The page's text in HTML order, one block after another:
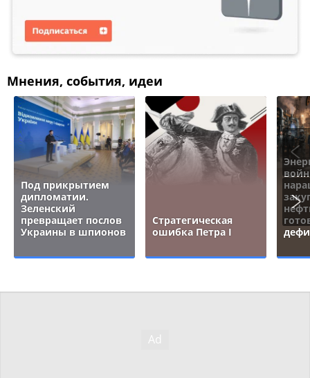
Мнения, события, идеи
Под прикрытием
дипломатии.
Зеленский
превращает послов
Украины в шпионов
Стратегическая
ошибка Петра I